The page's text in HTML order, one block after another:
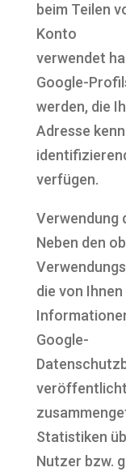
beim Teilen
Konto
verwendet
Google-
werden, die
Adresse
verfügen.
Verwendung
Neben den
die von
Google-
Statistiken
Nutzer bzw.